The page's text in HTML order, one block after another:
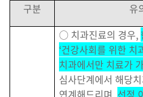
구분 유
○ 치과진료의 경우,
‘건강사회를 위한 치
치과에서만 치료가
심사단계에서 해당
연계해드리며, 선정